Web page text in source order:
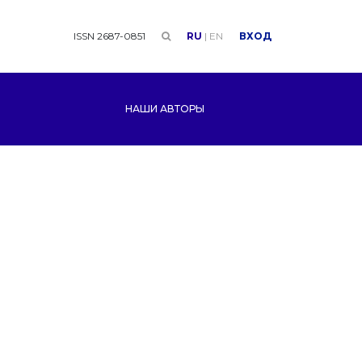
ISSN 2687-0851 RU | EN ВХОД
НАШИ АВТОРЫ